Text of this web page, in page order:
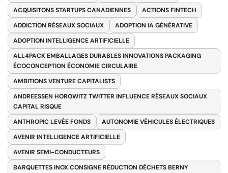
ACQUISITONS STARTUPS CANADIENNES
ACTIONS FINTECH
ADDICTION RÉSEAUX SOCIAUX
ADOPTION IA GÉNÉRATIVE
ADOPTION INTELLIGENCE ARTIFICIELLE
ALL4PACK EMBALLAGES DURABLES INNOVATIONS PACKAGING
ÉCOCONCEPTION ÉCONOMIE CIRCULAIRE
AMBITIONS VENTURE CAPITALISTS
ANDREESSEN HOROWITZ TWITTER INFLUENCE RÉSEAUX SOCIAUX
CAPITAL RISQUE
ANTHROPIC LEVÉE FONDS
AUTONOMIE VÉHICULES ÉLECTRIQUES
AVENIR INTELLIGENCE ARTIFICIELLE
AVENIR SEMI-CONDUCTEURS
BARQUETTES INOX CONSIGNE RÉDUCTION DÉCHETS BERNY